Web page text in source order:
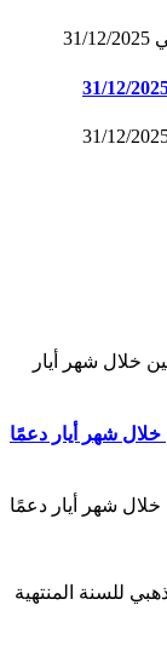
شهر أيار دعمًا
شهر أيار دعمًا